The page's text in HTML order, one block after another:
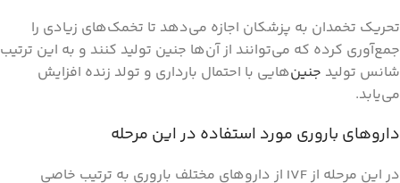
تحریک تخمدان به پزشکان اجازه می‌دهد تا تخمک‌های زیادی را
جمع‌آوری کرده که می‌توانند از آن‌ها جنین تولید کنند و به این ترتیب
شانس تولید جنین‌هایی با احتمال بارداری و تولد زنده افزایش
می‌یابد.
داروهای باروری مورد استفاده در این مرحله
در این مرحله از IVF از داروهای مختلف باروری به ترتیب خاصی